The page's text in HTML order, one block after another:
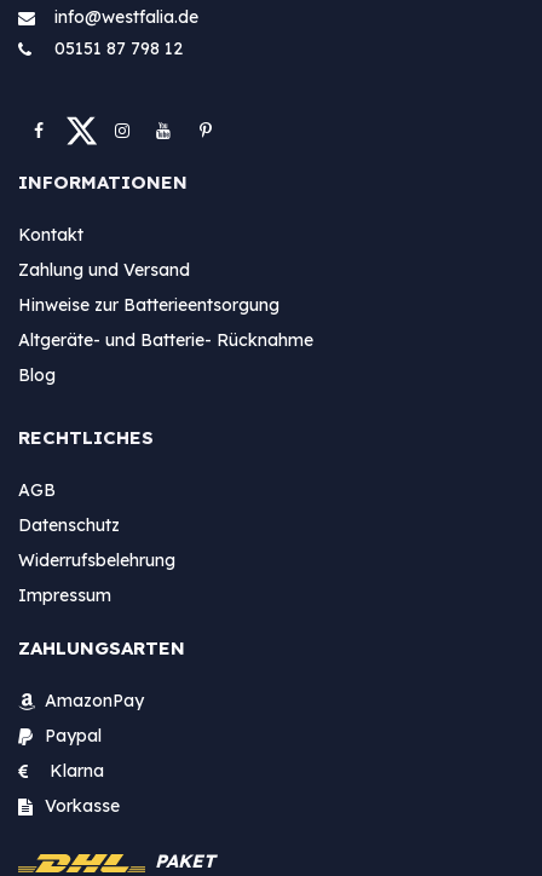
info@westfa​lia.de
05151 87 798 12
INFORMATIONEN
Kontakt
Zahlung und Versand
Hinweise zur Batterieentsorgung
Altgeräte- und Batterie- Rücknahme
Blog
RECHTLICHES
AGB
Datenschutz
Widerrufsbelehrung
Impressum
ZAHLUNGSARTEN
AmazonPay
Paypal
Klarna
Vorkasse
PAKET